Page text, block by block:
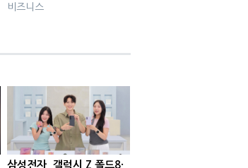
비즈니스
삼성전자, 갤럭시 Z 폴드8·